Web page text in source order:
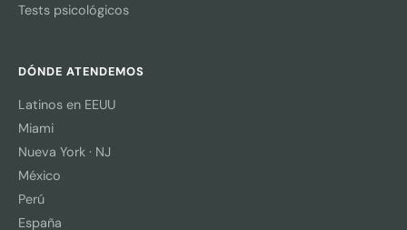
Tests psicológicos
DÓNDE ATENDEMOS
Latinos en EEUU
Miami
Nueva York · NJ
México
Perú
España